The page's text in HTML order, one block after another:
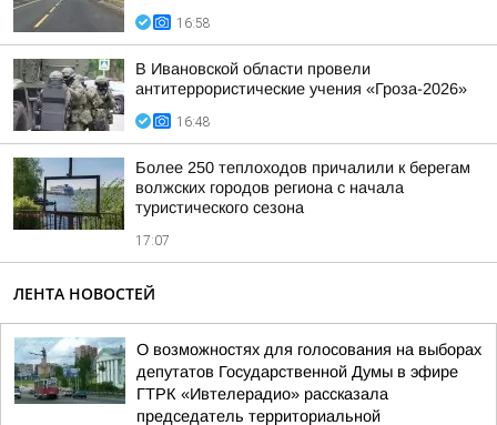
16:58
В Ивановской области провели
антитеррористические учения «Гроза-2026»
16:48
Более 250 теплоходов причалили к берегам
волжских городов региона с начала
туристического сезона
17:07
ЛЕНТА НОВОСТЕЙ
О возможностях для голосования на выборах
депутатов Государственной Думы в эфире
ГТРК «Ивтелерадио» рассказала
председатель территориальной